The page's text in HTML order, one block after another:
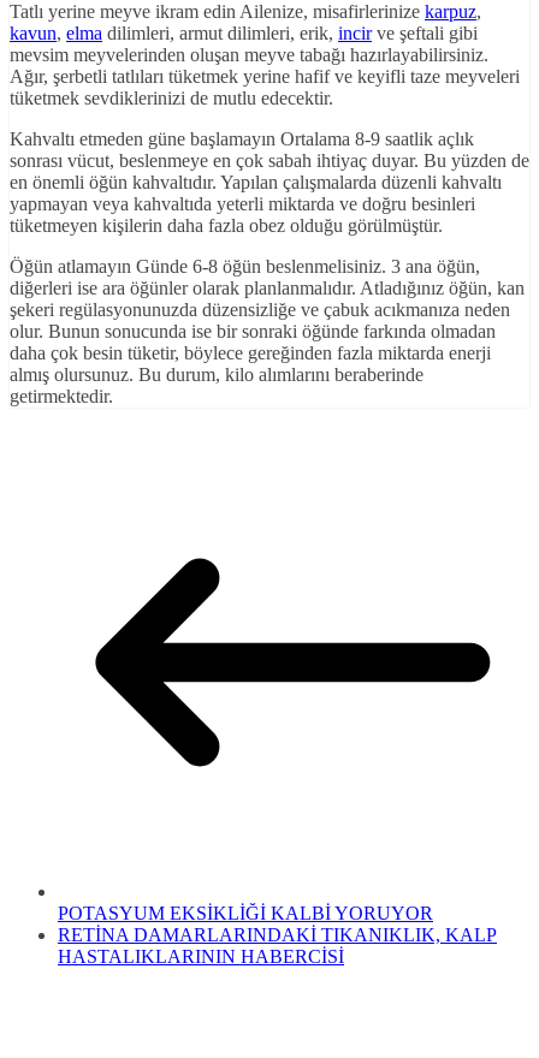
Tatlı yerine meyve ikram edin Ailenize, misafirlerinize karpuz,
kavun, elma dilimleri, armut dilimleri, erik, incirve şeftali gibi
mevsim meyvelerinden oluşan meyve tabağı hazırlayabilirsiniz.
Ağır, şerbetli tatlıları tüketmek yerine hafif ve keyifli taze meyveleri
tüketmek sevdiklerinizi de mutlu edecektir.
Kahvaltı etmeden güne başlamayın Ortalama 8-9 saatlik açlık
sonrası vücut, beslenmeye en çok sabah ihtiyaç duyar. Bu yüzden de
en önemli öğün kahvaltıdır. Yapılan çalışmalarda düzenli kahvaltı
yapmayan veya kahvaltıda yeterli miktarda ve doğru besinleri
tüketmeyen kişilerin daha fazla obez olduğu görülmüştür.
Öğün atlamayın Günde 6-8 öğün beslenmelisiniz. 3 ana öğün,
diğerleri ise ara öğünler olarak planlanmalıdır. Atladığınız öğün, kan
şekeri regülasyonunuzda düzensizliğe ve çabuk acıkmanıza neden
olur. Bunun sonucunda ise bir sonraki öğünde farkında olmadan
daha çok besin tüketir, böylece gereğinden fazla miktarda enerji
almış olursunuz. Bu durum, kilo alımlarını beraberinde
getirmektedir.
POTASYUM EKSİKLİĞİ KALBİ YORUYOR
RETİNA DAMARLARINDAKİ TIKANIKLIK, KALP
HASTALIKLARININ HABERCİSİ